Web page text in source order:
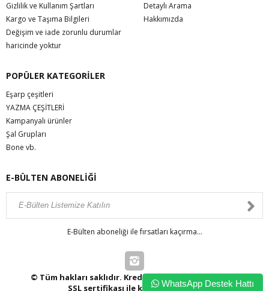
Gizlilik ve Kullanım Şartları
Kargo ve Taşıma Bilgileri
Değişim ve iade zorunlu durumlar
haricinde yoktur
Detaylı Arama
Hakkımızda
POPÜLER KATEGORİLER
Eşarp çeşitleri
YAZMA ÇEŞİTLERİ
Kampanyalı ürünler
Şal Grupları
Bone vb.
E-BÜLTEN ABONELİĞİ
E-Bülten aboneliği ile fırsatları kaçırma...
© Tüm hakları saklıdır. Kredi kartı bilgileriniz 256bit
SSL sertifikası ile korunmaktadır.WhatsApp Destek Hattı